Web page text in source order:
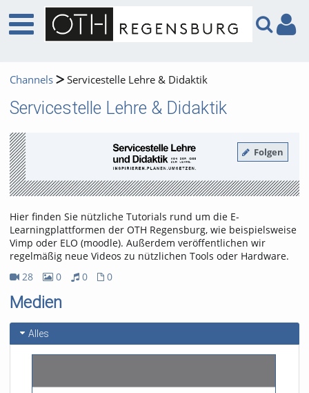
Channels Servicestelle Lehre & Didaktik
Servicestelle Lehre & Didaktik
Folgen
Hier finden Sie nützliche Tutorials rund um die E-
Learningplattformen der OTH Regensburg, wie beispielsweise
Vimp oder ELO (moodle). Außerdem veröffentlichen wir
regelmäßig neue Videos zu nützlichen Tools oder Hardware.
28
0
0
0
Medien
Alles